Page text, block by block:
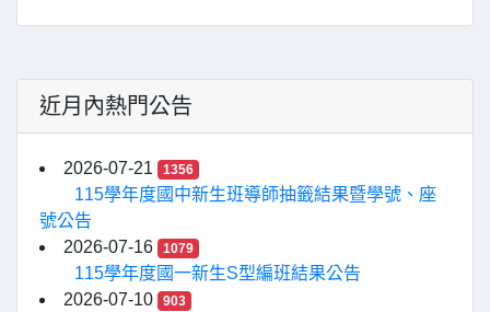
近月內熱門公告
2026-07-21 1356
115學年度國中新生班導師抽籤結果暨學號、座
號公告
2026-07-16
1079
115學年度國一新生S型編班結果公告
2026-07-10
903